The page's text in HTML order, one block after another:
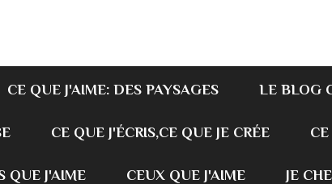
CE QUE J'AIME: DES PAYSAGES LE BLOG
CE QUE J'ÉCRIS,CE QUE JE CRÉE
QUE J'AIME CEUX QUE J'AIME JE